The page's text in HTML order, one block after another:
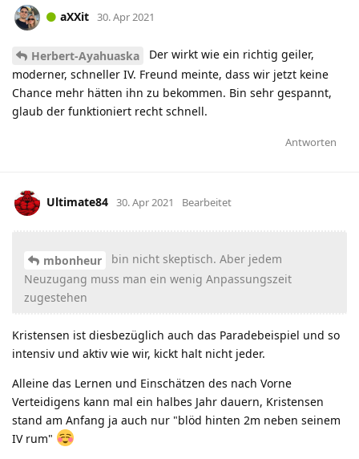
aXXit 30. Apr 2021
Herbert-Ayahuaska
Der wirkt wie ein richtig geiler,
moderner, schneller IV. Freund meinte, dass wir jetzt keine
Chance mehr hätten ihn zu bekommen. Bin sehr gespannt,
glaub der funktioniert recht schnell.
Antworten
Ultimate84 30. Apr 2021 Bearbeitet
mbonheur
bin nicht skeptisch. Aber jedem
Neuzugang muss man ein wenig Anpassungszeit
zugestehen
Kristensen ist diesbezüglich auch das Paradebeispiel und so
intensiv und aktiv wie wir, kickt halt nicht jeder.
Alleine das Lernen und Einschätzen des nach Vorne
Verteidigens kann mal ein halbes Jahr dauern, Kristensen
stand am Anfang ja auch nur "blöd hinten 2m neben seinem
IV rum"